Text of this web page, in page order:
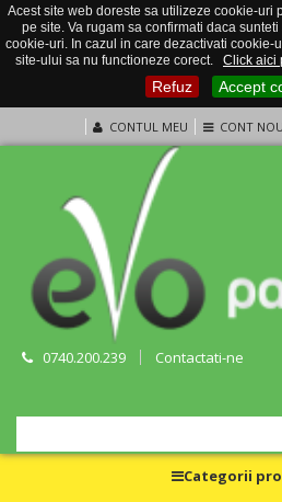
Acest site web doreste sa utilizeze cookie-uri
pe site. Va rugam sa confirmati daca
cookie-uri. In cazul in care dezactivati cookie-
site-ului sa nu functioneze corect.
Click aici
Refuz Accept
CONTUL MEU CONT NOU
0740.200.239 Contactati-ne
Categorii